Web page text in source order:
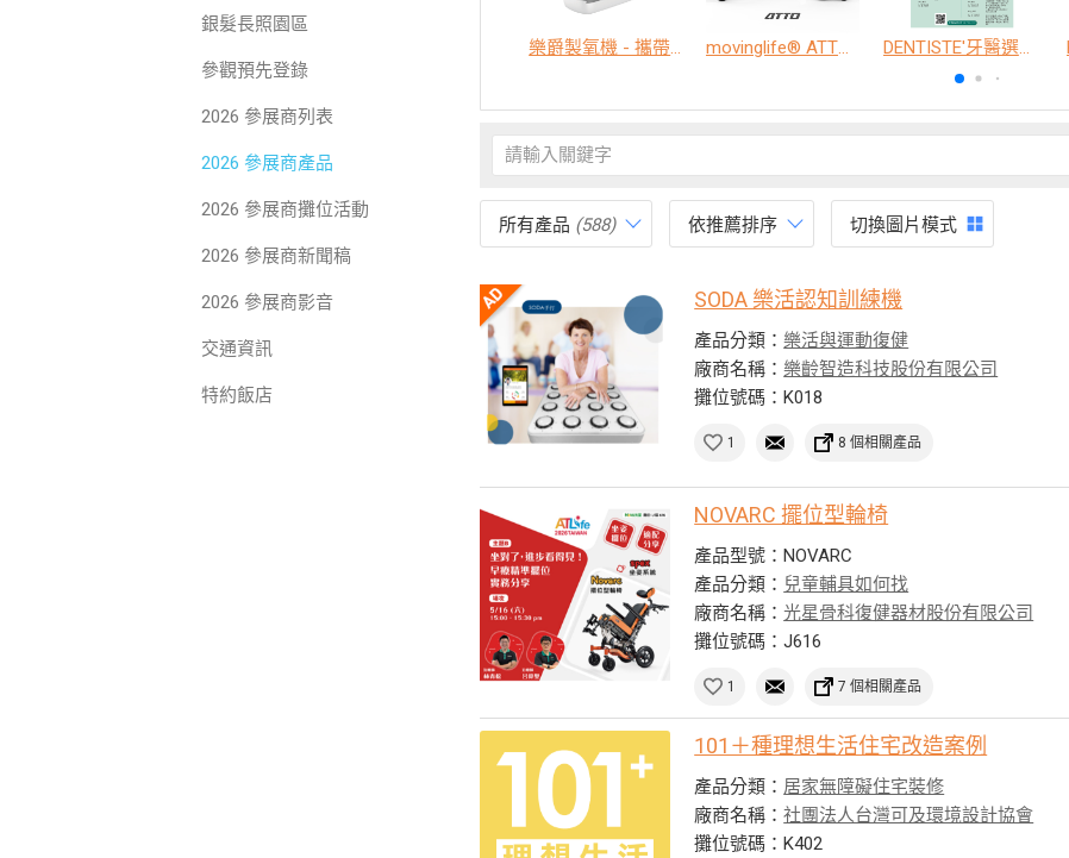
銀髮長照園區
參觀預先登錄
2026 參展商列表
2026 參展商產品
2026 參展商攤位活動
2026 參展商新聞稿
2026 參展商影音
交通資訊
特約飯店
樂爵製氧機 - 攜帶型 movinglife® ATTO新世代電動代步車 經典款 DENTISTE'牙醫選極敏感牙膏、抗蛀牙膏
所有產品 (588) 依推薦排序 切換圖片模式
SODA 樂活認知訓練機
產品分類：樂活與運動復健
廠商名稱：樂齡智造科技股份有限公司
攤位號碼：K018
1 8 個相關產品
NOVARC 擺位型輪椅
產品型號：NOVARC
產品分類： 兒童輔具如何找
廠商名稱：光星骨科復健器材股份有限公司
攤位號碼：J616
1 7 個相關產品
101＋種理想生活住宅改造案例
產品分類： 居家無障礙住宅裝修
廠商名稱：社團法人台灣可及環境設計協會
攤位號碼：K402